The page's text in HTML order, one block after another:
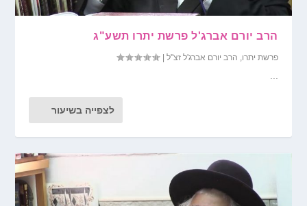
הרב יורם אברג'ל פרשת יתרו תשע"ג
פרשת יתרו הרב יורם אברג'ל זצ"ל |
לצפייה בשיעור